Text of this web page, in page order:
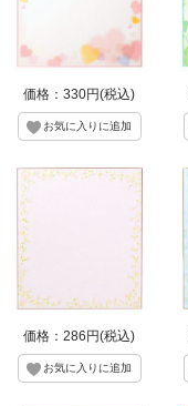
価格：330円(税込)
価格：286円(税込)